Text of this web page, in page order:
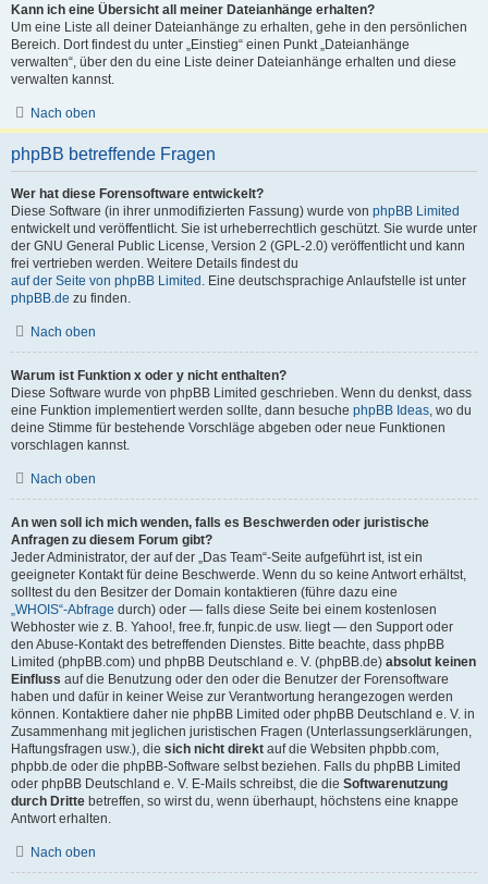
Kann ich eine Übersicht all meiner Dateianhänge erhalten?
Um eine Liste all deiner Dateianhänge zu erhalten, gehe in den persönlichen
Bereich. Dort findest du unter „Einstieg“ einen Punkt „Dateianhänge
verwalten“, über den du eine Liste deiner Dateianhänge erhalten und diese
verwalten kannst.
Nach oben
phpBB betreffende Fragen
Wer hat diese Forensoftware entwickelt?
Diese Software (in ihrer unmodifizierten Fassung) wurde von phpBB Limited
entwickelt und veröffentlicht. Sie ist urheberrechtlich geschützt. Sie wurde unter
der GNU General Public License, Version 2 (GPL-2.0) veröffentlicht und kann
frei vertrieben werden. Weitere Details findest du
auf der Seite von phpBB Limited . Eine deutschsprachige Anlaufstelle ist unter
phpBB.de zu finden.
Nach oben
Warum ist Funktion x oder y nicht enthalten?
Diese Software wurde von phpBB Limited geschrieben. Wenn du denkst, dass
eine Funktion implementiert werden sollte, dann besuche phpBB Ideas , wo du
deine Stimme für bestehende Vorschläge abgeben oder neue Funktionen
vorschlagen kannst.
Nach oben
An wen soll ich mich wenden, falls es Beschwerden oder juristische
Anfragen zu diesem Forum gibt?
Jeder Administrator, der auf der „Das Team“-Seite aufgeführt ist, ist ein
geeigneter Kontakt für deine Beschwerde. Wenn du so keine Antwort erhältst,
solltest du den Besitzer der Domain kontaktieren (führe dazu eine
„WHOIS“-Abfrage durch) oder — falls diese Seite bei einem kostenlosen
Webhoster wie z. B. Yahoo!, free.fr, funpic.de usw. liegt — den Support oder
den Abuse-Kontakt des betreffenden Dienstes. Bitte beachte, dass phpBB
Limited (phpBB.com) und phpBB Deutschland e. V. (phpBB.de) absolut keinen
Einfluss auf die Benutzung oder den oder die Benutzer der Forensoftware
haben und dafür in keiner Weise zur Verantwortung herangezogen werden
können. Kontaktiere daher nie phpBB Limited oder phpBB Deutschland e. V. in
Zusammenhang mit jeglichen juristischen Fragen (Unterlassungserklärungen,
Haftungsfragen usw.), die sich nicht direkt auf die Websiten phpbb.com,
phpbb.de oder die phpBB-Software selbst beziehen. Falls du phpBB Limited
oder phpBB Deutschland e. V. E-Mails schreibst, die die Softwarenutzung
durch Dritte betreffen, so wirst du, wenn überhaupt, höchstens eine knappe
Antwort erhalten.
Nach oben